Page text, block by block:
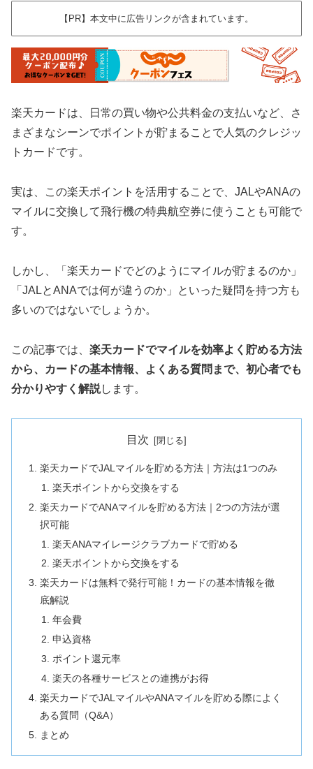
【PR】本文中に広告リンクが含まれています。
楽天カードは、日常の買い物や公共料金の支払いなど、さ
まざまなシーンでポイントが貯まることで人気のクレジッ
トカードです。
実は、この楽天ポイントを活用することで、JALやANAの
マイルに交換して飛行機の特典航空券に使うことも可能で
す。
しかし、「楽天カードでどのようにマイルが貯まるのか」
「JALとANAでは何が違うのか」といった疑問を持つ方も
多いのではないでしょうか。
この記事では、 楽天カードでマイルを効率よく貯める方法
から、カードの基本情報、よくある質問まで、初心者でも
分かりやすく解説します。
目次
楽天カードでJALマイルを貯める方法｜方法は1つのみ
楽天ポイントから交換をする
楽天カードでANAマイルを貯める方法｜2つの方法が選
択可能
楽天ANAマイレージクラブカードで貯める
楽天ポイントから交換をする
楽天カードは無料で発行可能！カードの基本情報を徹
底解説
年会費
申込資格
ポイント還元率
楽天の各種サービスとの連携がお得
楽天カードでJALマイルやANAマイルを貯める際によく
ある質問（Q&A）
まとめ